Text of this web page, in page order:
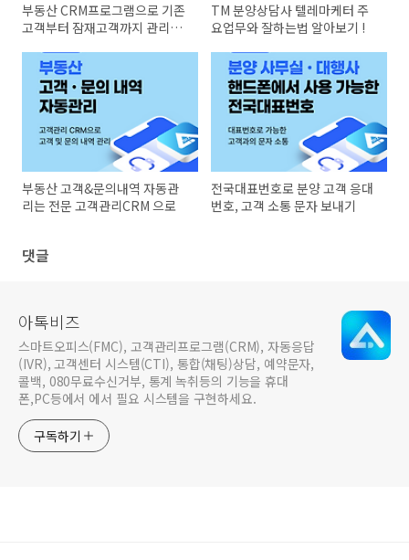
부동산 CRM프로그램으로 기존
고객부터 잠재고객까지 관리해
TM 분양상담사 텔레마케터 주
요업무와 잘하는법 알아보기 !
부동산 고객&문의내역 자동관
리는 전문 고객관리CRM 으로
전국대표번호로 분양 고객 응대
번호, 고객 소통 문자 보내기
댓글
아톡비즈
스마트오피스(FMC), 고객관리프로그램(CRM), 자동응답
(IVR), 고객센터 시스템(CTI), 통합(채팅)상담, 예약문자,
콜백, 080무료수신거부, 통계 녹취등의 기능을 휴대
폰,PC등에서 에서 필요 시스템을 구현하세요.
구독하기